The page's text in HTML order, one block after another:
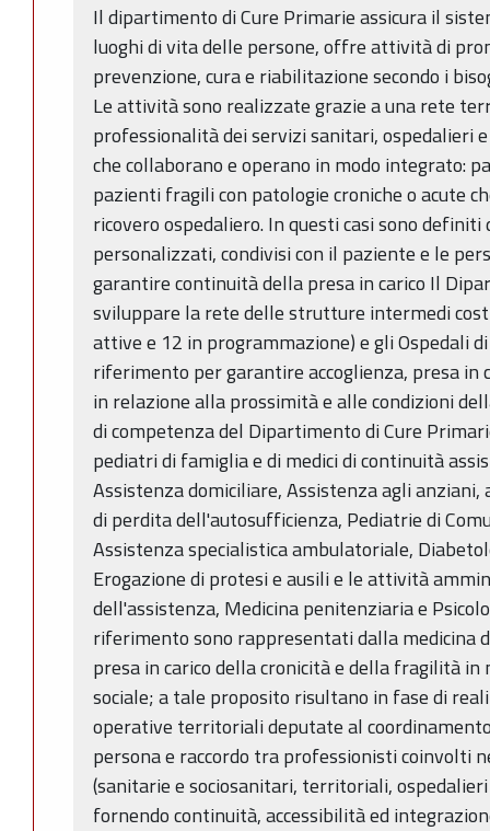
Il dipartimento di Cure Primarie assicura il
luoghi di vita delle persone, offre attività di
prevenzione, cura e riabilitazione secondo i
Le attività sono realizzate grazie a una rete
professionalità dei servizi sanitari, ospedalieri
che collaborano e operano in modo integrato:
pazienti fragili con patologie croniche o acute
ricovero ospedaliero. In questi casi sono
personalizzati, condivisi con il paziente e le
garantire continuità della presa in carico Il
sviluppare la rete delle strutture intermedi
attive e 12 in programmazione) e gli Ospedali
riferimento per garantire accoglienza, presa in
in relazione alla prossimità e alle condizioni
di competenza del Dipartimento di Cure
pediatri di famiglia e di medici di continuità
Assistenza domiciliare, Assistenza agli
di perdita dell'autosufficienza, Pediatrie di
Assistenza specialistica ambulatoriale,
Erogazione di protesi e ausili e le attività
dell'assistenza, Medicina penitenziaria e
riferimento sono rappresentati dalla medicina
presa in carico della cronicità e della fragilità in
sociale; a tale proposito risultano in fase di
operative territoriali deputate al
persona e raccordo tra professionisti coinvolti
(sanitarie e sociosanitari, territoriali,
fornendo continuità, accessibilità ed